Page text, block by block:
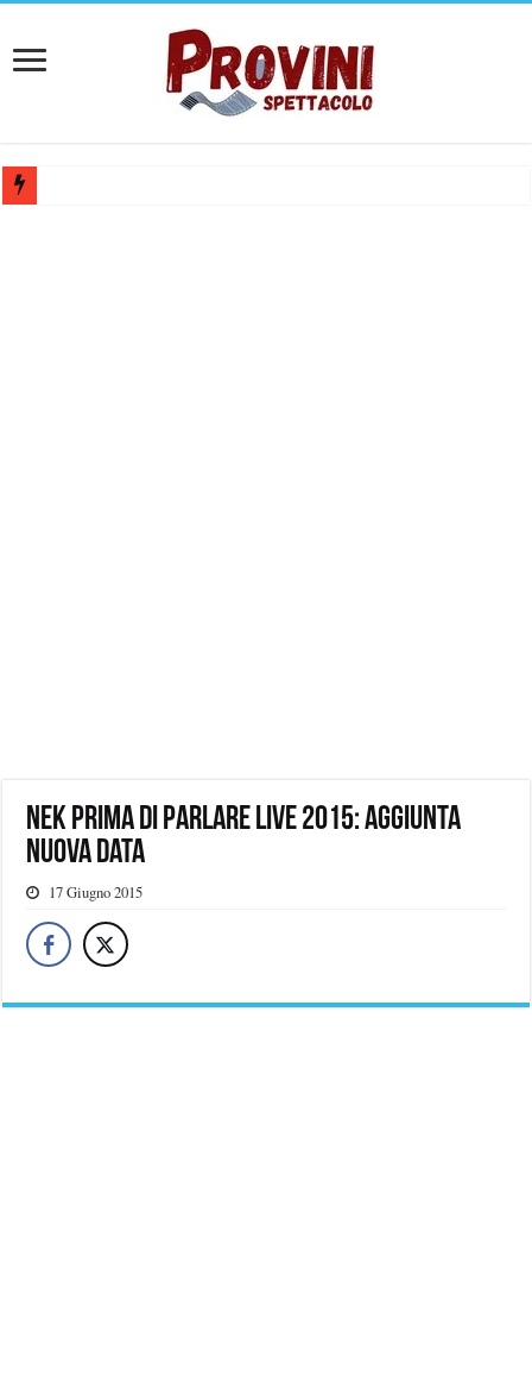
Nek Prima di parlare live 2015: aggiunta
nuova data
17 Giugno 2015